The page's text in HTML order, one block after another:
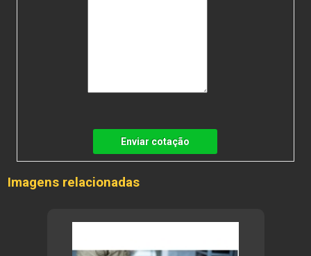
Enviar cotação
Imagens relacionadas